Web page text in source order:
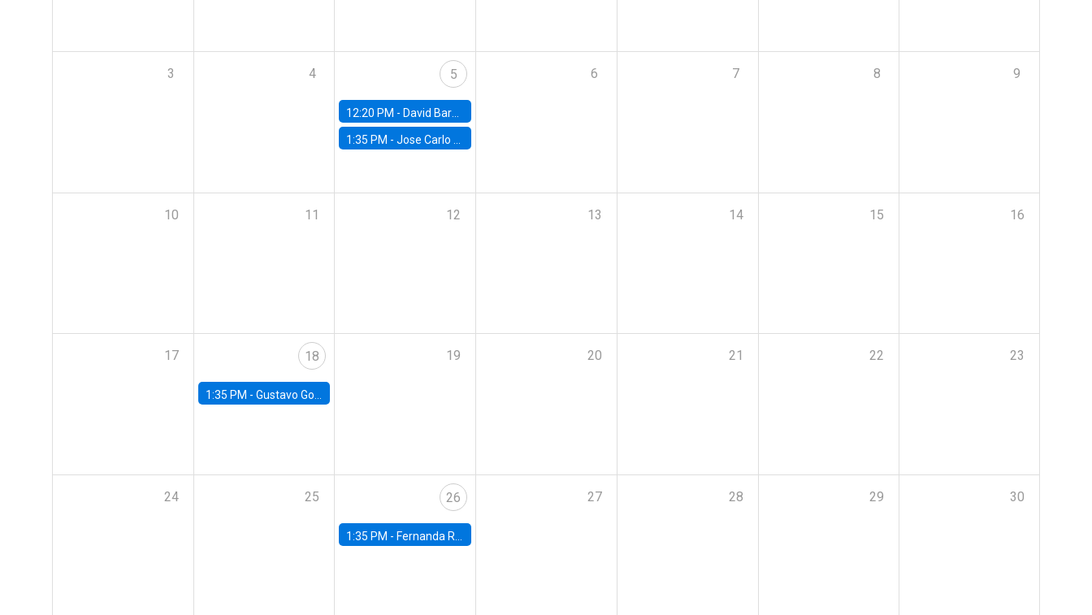
3 4 5
12:20 PM - David Bardey, Universidad de los Andes - CEDE
1:35 PM -Jose Carlo Bermudez, UC (ME) & World Bank
6 7 8 9
10 11 12 13 14 15 16
17 18
1:35 PM - Gustavo González, Banco Central de Chile
19 20 21 22 23
24 25 26
1:35 PM - Fernanda Rojas Ampuero, University of Wisconsin-Madison
27 28 29 30